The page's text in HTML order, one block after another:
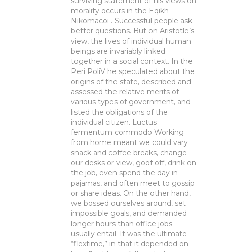
morality occurs in the Eqikh
Nikomacoi . Successful people ask
better questions. But on Aristotle’s
view, the lives of individual human
beings are invariably linked
together in a social context. In the
Peri PoliV he speculated about the
origins of the state, described and
assessed the relative merits of
various types of government, and
listed the obligations of the
individual citizen. Luctus
fermentum commodo Working
from home meant we could vary
snack and coffee breaks, change
our desks or view, goof off, drink on
the job, even spend the day in
pajamas, and often meet to gossip
or share ideas. On the other hand,
we bossed ourselves around, set
impossible goals, and demanded
longer hours than office jobs
usually entail. It was the ultimate
“flextime,” in that it depended on